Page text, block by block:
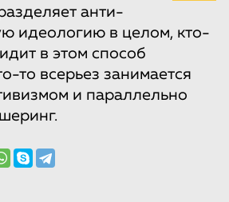
анти-
идеологию в целом, кто-
в этом способ
то всерьез занимается
и параллельно